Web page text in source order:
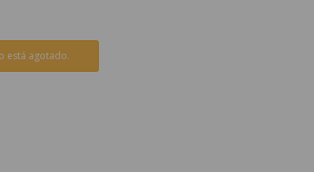
está agotado.